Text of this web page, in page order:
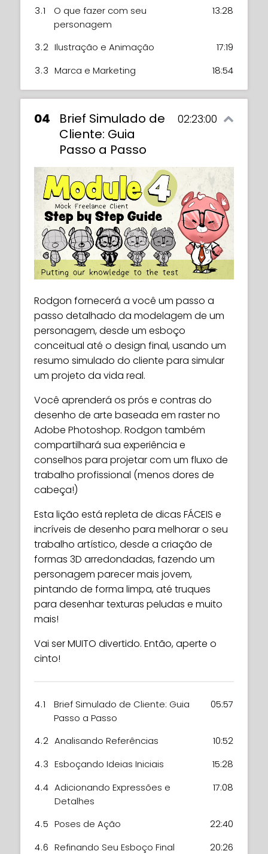
3.1
O que fazer com seu
personagem
13:28
3.2 Ilustração e Animação
17:19
3.3 Marca e Marketing 18:54
04
Brief Simulado de
Cliente: Guia
Passo a Passo
02:23:00
Rodgon fornecerá a você um passo a
passo detalhado da modelagem de um
personagem, desde um esboço
conceitual até o design final, usando um
resumo simulado do cliente para simular
um projeto da vida real.
Você aprenderá os prós e contras do
desenho de arte baseada em raster no
Adobe Photoshop. Rodgon também
compartilhará sua experiência e
conselhos para projetar com um fluxo de
trabalho profissional (menos dores de
cabeça!)
Esta lição está repleta de dicas FÁCEIS e
incríveis de desenho para melhorar o seu
trabalho artístico, desde a criação de
formas 3D arredondadas, fazendo um
personagem parecer mais jovem,
pintando de forma limpa, até truques
para desenhar texturas peludas e muito
mais!
Vai ser MUITO divertido. Então, aperte o
cinto!
4.1
Brief Simulado de Cliente: Guia
Passo a Passo
05:57
4.2 Analisando Referências
10:52
4.3 Esboçando Ideias Iniciais
15:28
4.4 Adicionando Expressões e
Detalhes
17:08
4.5 Poses de Ação
22:40
4.6 Refinando Seu Esboço Final
20:26